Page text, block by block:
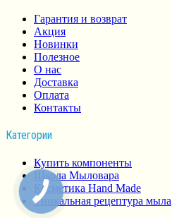
Гарантия и возврат
Акция
Новинки
Полезное
О нас
Доставка
Оплата
Контакты
Категории
Купить компоненты
Школа Мыловара
Косметика Hand Made
Уникальная рецептура мыла